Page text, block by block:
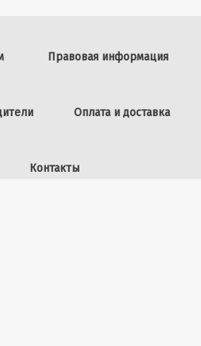
Правовая информация
Оплата и доставка
Контакты